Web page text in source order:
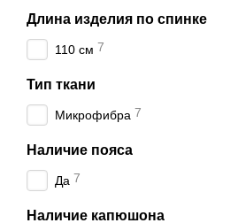
Длина изделия по спинке
110 см 7
Тип ткани
Микрофибра 7
Наличие пояса
Да 7
Наличие капюшона